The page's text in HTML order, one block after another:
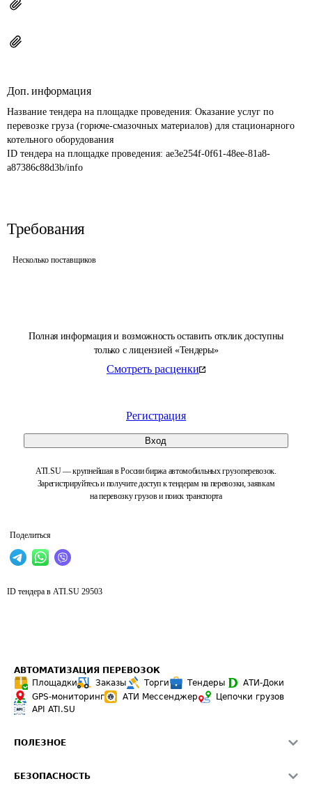
Полная информация и возможность оставить отклик доступны
только с лицензией «Тендеры»
Смотреть расценки
Регистрация
Вход
ATI.SU — крупнейшая в России биржа автомобильных грузоперевозок.
Зарегистрируйтесь и получите доступ к тендерам на перевозки, заявкам
на перевозку грузов и поиск транспорта
Поделиться
Доп. информация
Название тендера на площадке проведения: Оказание услуг по
перевозке груза (горюче-смазочных материалов) для стационарного
котельного оборудования
ID тендера на площадке проведения: ae3e254f-0f61-48ee-81a8-
a87386c88d3b/info
Требования
Несколько поставщиков
ID тендера в ATI.SU 29503
АВТОМАТИЗАЦИЯ ПЕРЕВОЗОК
Площадки
Заказы Торги Тендеры
АТИ-Доки
GPS-мониторинг
АТИ Мессенджер
Цепочки грузов
API ATI.SU
ПОЛЕЗНОЕ
БЕЗОПАСНОСТЬ